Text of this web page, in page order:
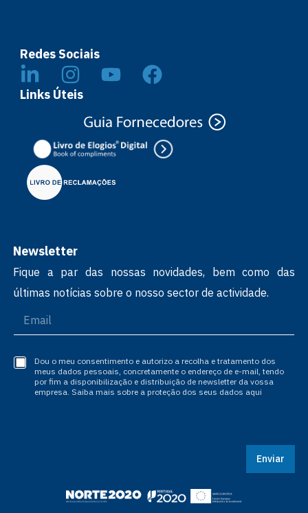
Redes Sociais
Links Úteis
Newsletter
Fique a par das nossas novidades, bem como das
últimas notícias sobre o nosso sector de actividade.
Dou o meu consentimento e autorizo a recolha e tratamento dos
meus dados pessoais, concretamente o endereço de e-mail, tendo
por fim a disponibilização e distribuição de newsletter da vossa
empresa. Saiba mais sobre a proteção dos seus dados aqui
Enviar